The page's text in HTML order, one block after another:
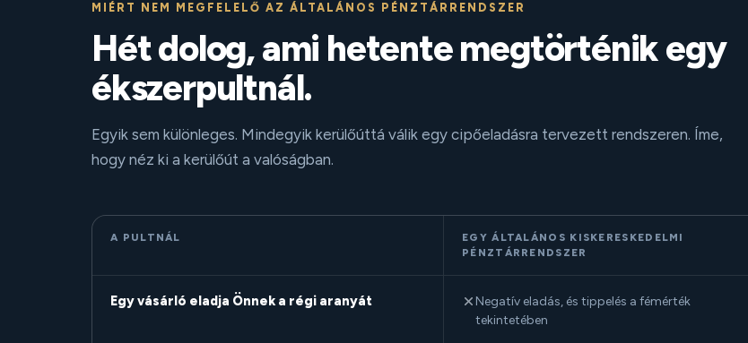
MIÉRT NEM MEGFELELŐ AZ ÁLTALÁNOS PÉNZTÁRRENDSZER
Hét dolog, ami hetente megtörténik egy
ékszerpultnál.
Egyik sem különleges. Mindegyik kerülőúttá válik egy cipőeladásra tervezett rendszeren. Íme,
hogy néz ki a kerülőút a valóságban.
A PULTNÁL
EGY ÁLTALÁNOS KISKERESKEDELMI
PÉNZTÁRRENDSZER
Egy vásárló eladja Önnek a régi aranyát
Negatív eladás, és tippelés a fémérték
tekintetében